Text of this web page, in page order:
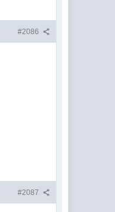
#2086
#2087